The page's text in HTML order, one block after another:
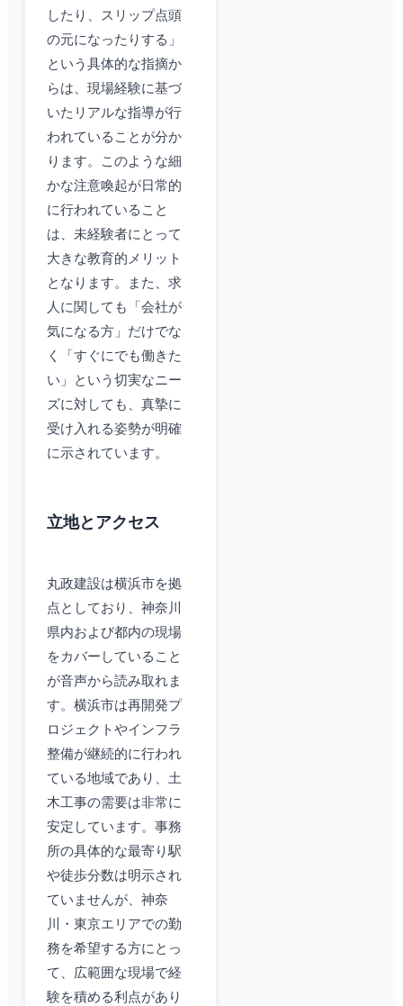
したり、スリップ点頭
の元になったりする」
という具体的な指摘か
らは、現場経験に基づ
いたリアルな指導が行
われていることが分か
ります。このような細
かな注意喚起が日常的
に行われていること
は、未経験者にとって
大きな教育的メリット
となります。また、求
人に関しても「会社が
気になる方」だけでな
く「すぐにでも働きた
い」という切実なニー
ズに対しても、真摯に
受け入れる姿勢が明確
に示されています。
立地とアクセス
丸政建設は横浜市を拠
点としており、神奈川
県内および都内の現場
をカバーしていること
が音声から読み取れま
す。横浜市は再開発プ
ロジェクトやインフラ
整備が継続的に行われ
ている地域であり、土
木工事の需要は非常に
安定しています。事務
所の具体的な最寄り駅
や徒歩分数は明示され
ていませんが、神奈
川・東京エリアでの勤
務を希望する方にとっ
て、広範囲な現場で経
験を積める利点があり